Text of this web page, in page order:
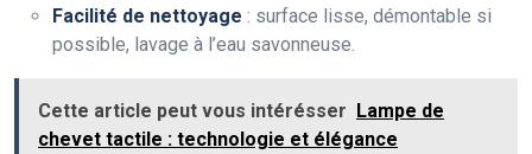
Facilité de nettoyage : surface lisse, démontable si
possible, lavage à l’eau savonneuse.
Cette article peut vous intérésser Lampe de
chevet tactile : technologie et élégance